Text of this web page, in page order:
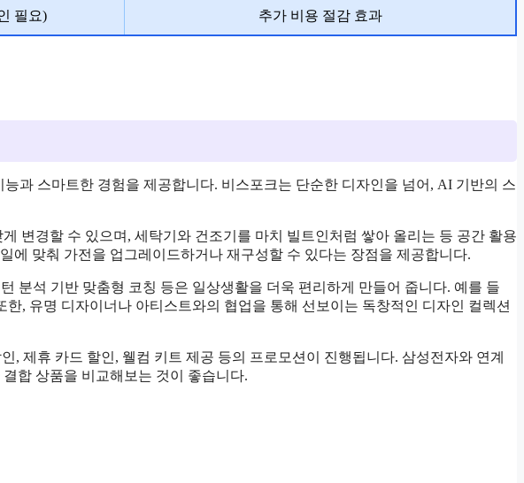
필요) 추가 비용 절감 효과
과 스마트한 경험을 제공합니다. 비스포크는 단순한 디자인을 넘어, AI 기반의 스
변경할 수 있으며, 세탁기와 건조기를 마치 빌트인처럼 쌓아 올리는 등 공간 활용
에 맞춰 가전을 업그레이드하거나 재구성할 수 있다는 장점을 제공합니다.
분석 기반 맞춤형 코칭 등은 일상생활을 더욱 편리하게 만들어 줍니다. 예를 들
, 유명 디자이너나 아티스트와의 협업을 통해 선보이는 독창적인 디자인 컬렉션
제휴 카드 할인, 웰컴 키트 제공 등의 프로모션이 진행됩니다. 삼성전자와 연계
합 상품을 비교해보는 것이 좋습니다.